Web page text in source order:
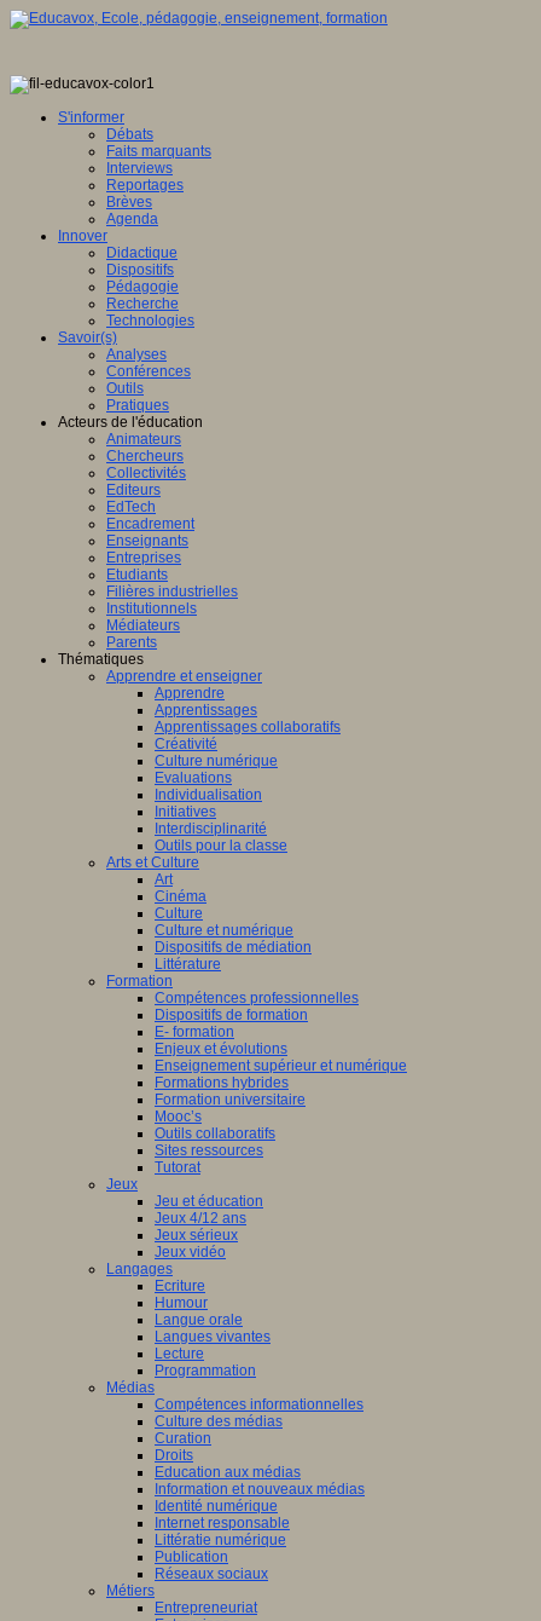
S'informer
Débats
Faits marquants
Interviews
Reportages
Brèves
Agenda
Innover
Didactique
Dispositifs
Pédagogie
Recherche
Technologies
Savoir(s)
Analyses
Conférences
Outils
Pratiques
Acteurs de l'éducation
Animateurs
Chercheurs
Collectivités
Editeurs
EdTech
Encadrement
Enseignants
Entreprises
Etudiants
Filières industrielles
Institutionnels
Médiateurs
Parents
Thématiques
Apprendre et enseigner
Apprendre
Apprentissages
Apprentissages collaboratifs
Créativité
Culture numérique
Evaluations
Individualisation
Initiatives
Interdisciplinarité
Outils pour la classe
Arts et Culture
Art
Cinéma
Culture
Culture et numérique
Dispositifs de médiation
Littérature
Formation
Compétences professionnelles
Dispositifs de formation
E- formation
Enjeux et évolutions
Enseignement supérieur et numérique
Formations hybrides
Formation universitaire
Mooc’s
Outils collaboratifs
Sites ressources
Tutorat
Jeux
Jeu et éducation
Jeux 4/12 ans
Jeux sérieux
Jeux vidéo
Langages
Ecriture
Humour
Langue orale
Langues vivantes
Lecture
Programmation
Médias
Compétences informationnelles
Culture des médias
Curation
Droits
Education aux médias
Information et nouveaux médias
Identité numérique
Internet responsable
Littératie numérique
Publication
Réseaux sociaux
Métiers
Entrepreneuriat